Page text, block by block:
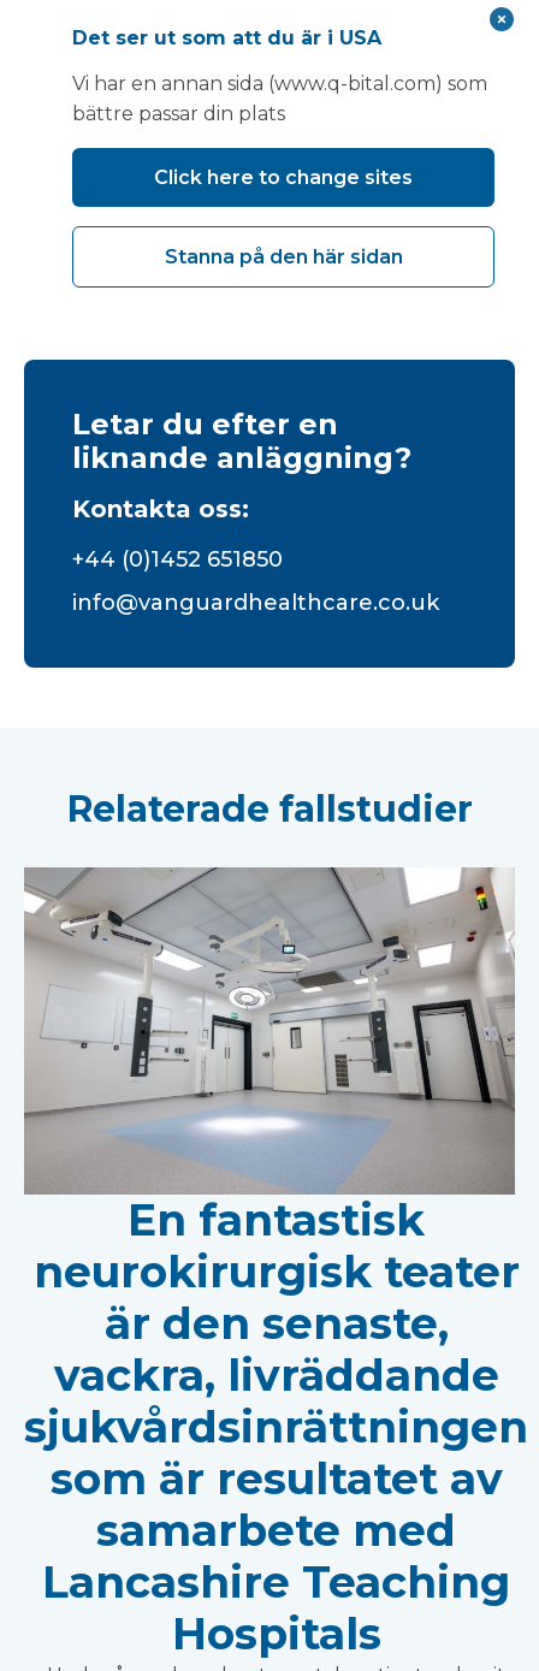
patienter och personal, och
att hjälpa Trust att fortsätta
tillhandahålla vård samtidigt
som de renoverar sina teatrar"
Vanguard
Letar du efter en
liknande anläggning?
Kontakta oss:
+44 (0)1452 651850
info@vanguardhealthcare.co.uk
Relaterade fallstudier
En fantastisk
neurokirurgisk teater
är den senaste,
vackra, livräddande
sjukvårdsinrättningen
som är resultatet av
samarbete med
Lancashire Teaching
Hospitals
Det ser ut som att du är i USA
Vi har en annan sida (www.q-bital.com) som
bättre passar din plats
Click here to change sites
Stanna på den här sidan